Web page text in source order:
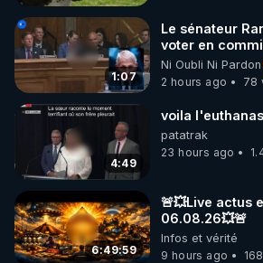
1:07
Le sénateur
voter en
l'outrage au
Anthony Fauci
Ni Oubli Ni Pardon
2 hours ago
78
4:49
voila
patatrak
23 hours ago
6:49:59
🚨💥Live actus
06.08.26💥🚨
Infos et vérité
9 hours ago